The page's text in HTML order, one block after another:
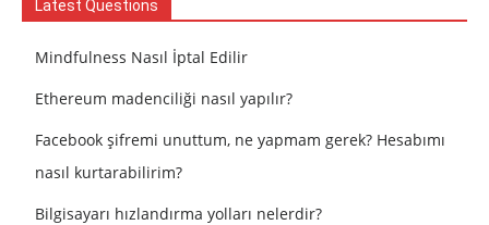
Latest Questions
Mindfulness Nasıl İptal Edilir
Ethereum madenciliği nasıl yapılır?
Facebook şifremi unuttum, ne yapmam gerek? Hesabımı
nasıl kurtarabilirim?
Bilgisayarı hızlandırma yolları nelerdir?